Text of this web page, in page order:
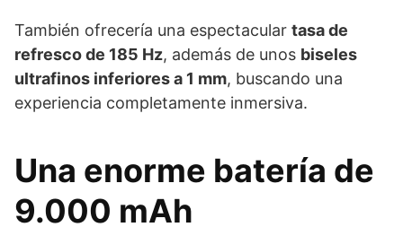
También ofrecería una espectacular tasa de
refresco de 185 Hz, además de unos biseles
ultrafinos inferiores a 1 mm, buscando una
experiencia completamente inmersiva.
Una enorme batería de
9.000 mAh